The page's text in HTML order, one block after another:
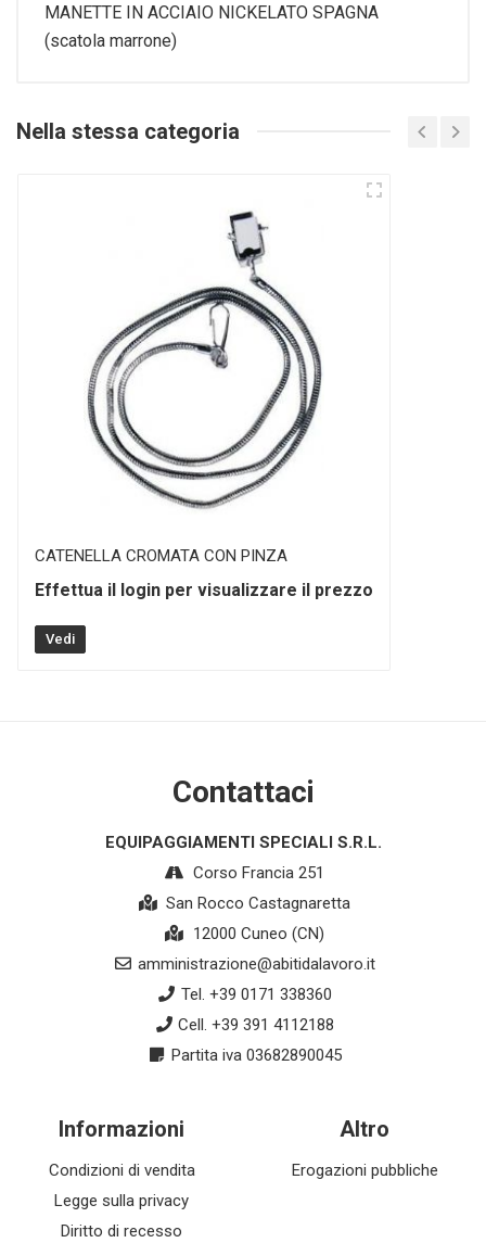
MANETTE IN ACCIAIO NICKELATO SPAGNA
(scatola marrone)
Nella stessa categoria
CATENELLA CROMATA CON PINZA
Effettua il login per visualizzare il prezzo
Vedi
Contattaci
EQUIPAGGIAMENTI SPECIALI S.R.L.
Corso Francia 251
San Rocco Castagnaretta
12000 Cuneo (CN)
amministrazione@abitidalavoro.it
Tel. +39 0171 338360
Cell. +39 391 4112188
Partita iva 03682890045
Informazioni
Condizioni di vendita
Legge sulla privacy
Diritto di recesso
Altro
Erogazioni pubbliche